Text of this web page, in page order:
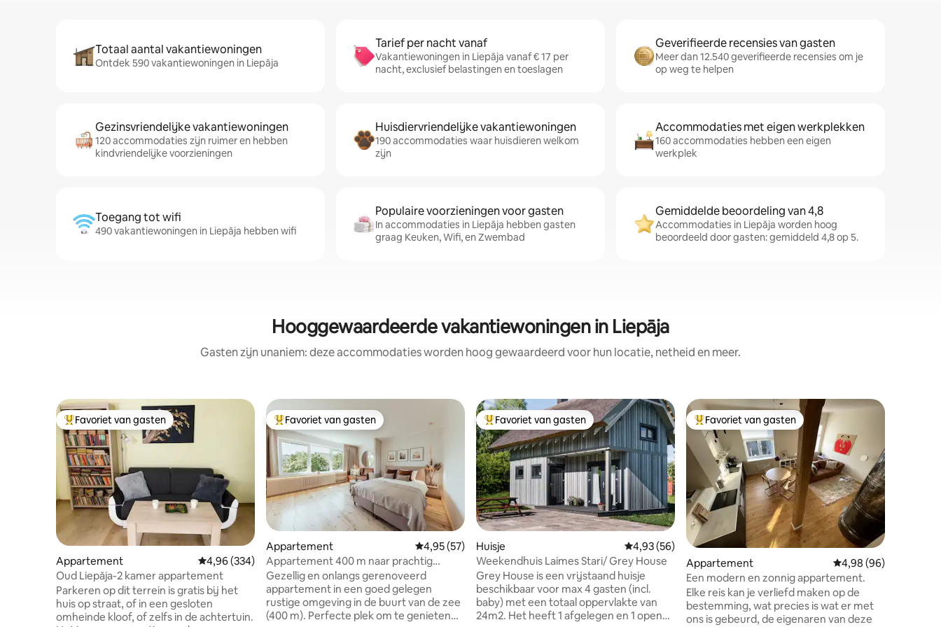
Totaal aantal vakantiewoningen
Ontdek 590 vakantiewoningen in Liepāja
Tarief per nacht vanaf
Vakantiewoningen in Liepāja vanaf € 17 per
nacht, exclusief belastingen en toeslagen
Geverifieerde recensies van gasten
Meer dan 12.540 geverifieerde recensies om je
op weg te helpen
Gezinsvriendelijke vakantiewoningen
120 accommodaties zijn ruimer en hebben
kindvriendelijke voorzieningen
Huisdiervriendelijke vakantiewoningen
190 accommodaties waar huisdieren welkom
zijn
Accommodaties met eigen werkplekken
160 accommodaties hebben een eigen
werkplek
Toegang tot wifi
490 vakantiewoningen in Liepāja hebben wifi
Populaire voorzieningen voor gasten
In accommodaties in Liepāja hebben gasten
graag Keuken, Wifi, en Zwembad
Gemiddelde beoordeling van 4,8
Accommodaties in Liepāja worden hoog
beoordeeld door gasten: gemiddeld 4,8 op 5.
Hooggewaardeerde vakantiewoningen in Liepāja
Gasten zijn unaniem: deze accommodaties worden hoog gewaardeerd voor hun locatie, netheid en meer.
Topfavoriet van gasten
Favoriet van gasten
Appartement Gemiddelde beoordeling van 4,96 op 5, 334 recensies
4,96 (334)
Oud Liepāja-2 kamer appartement
Parkeren op dit terrein is gratis bij het
huis op straat, of in een gesloten
omheinde kloof, of zelfs in de achtertuin.
Topfavoriet van gasten
Favoriet van gasten
Appartement Gemiddelde beoordeling van 4,95 op 5, 57 recensies
4,95 (57)
Appartement 400 m naar prachtig
strand
Gezellig en onlangs gerenoveerd
appartement in een goed gelegen
rustige omgeving in de buurt van de zee
(400 m). Perfecte plek om te genieten
Topfavoriet van gasten
Favoriet van gasten
Huisje Gemiddelde beoordeling van 4,93 op 5, 56 recensies
4,93 (56)
Weekendhuis Laimes Stari/ Grey House
Grey House is een vrijstaand huisje
beschikbaar voor max 4 gasten (incl.
baby) met een totaal oppervlakte van
24m2. Het heeft 1 afgelegen en 1 open
Topfavoriet van gasten
Favoriet van gasten
Appartement Gemiddelde
4,98 (96)
Een modern en zonnig appartement.
Elke reis kan je verliefd maken op de
bestemming, wat precies is wat er met
ons is gebeurd, de eigenaren van deze